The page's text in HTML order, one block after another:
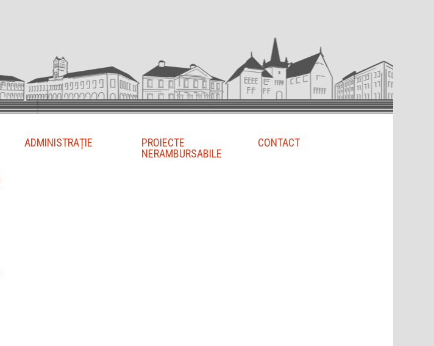
ADMINISTRAȚIE
PROIECTE
NERAMBURSABILE
CONTACT